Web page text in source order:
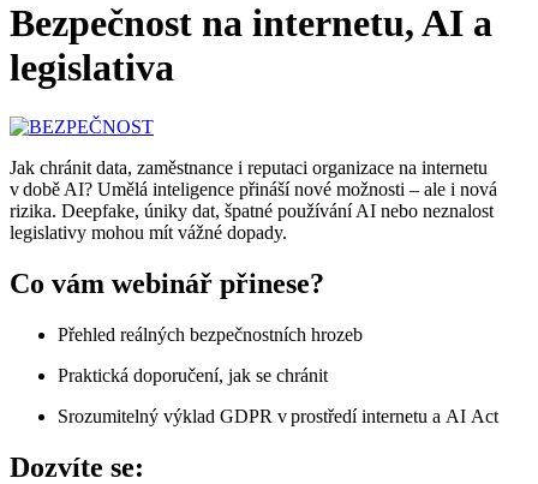
Bezpečnost na internetu, AI a
legislativa
Jak chránit data, zaměstnance i reputaci organizace na internetu
v době AI? Umělá inteligence přináší nové možnosti – ale i nová
rizika. Deepfake, úniky dat, špatné používání AI nebo neznalost
legislativy mohou mít vážné dopady.
Co vám webinář přinese?
Přehled reálných bezpečnostních hrozeb
Praktická doporučení, jak se chránit
Srozumitelný výklad GDPR v prostředí internetu a AI Act
Dozvíte se: